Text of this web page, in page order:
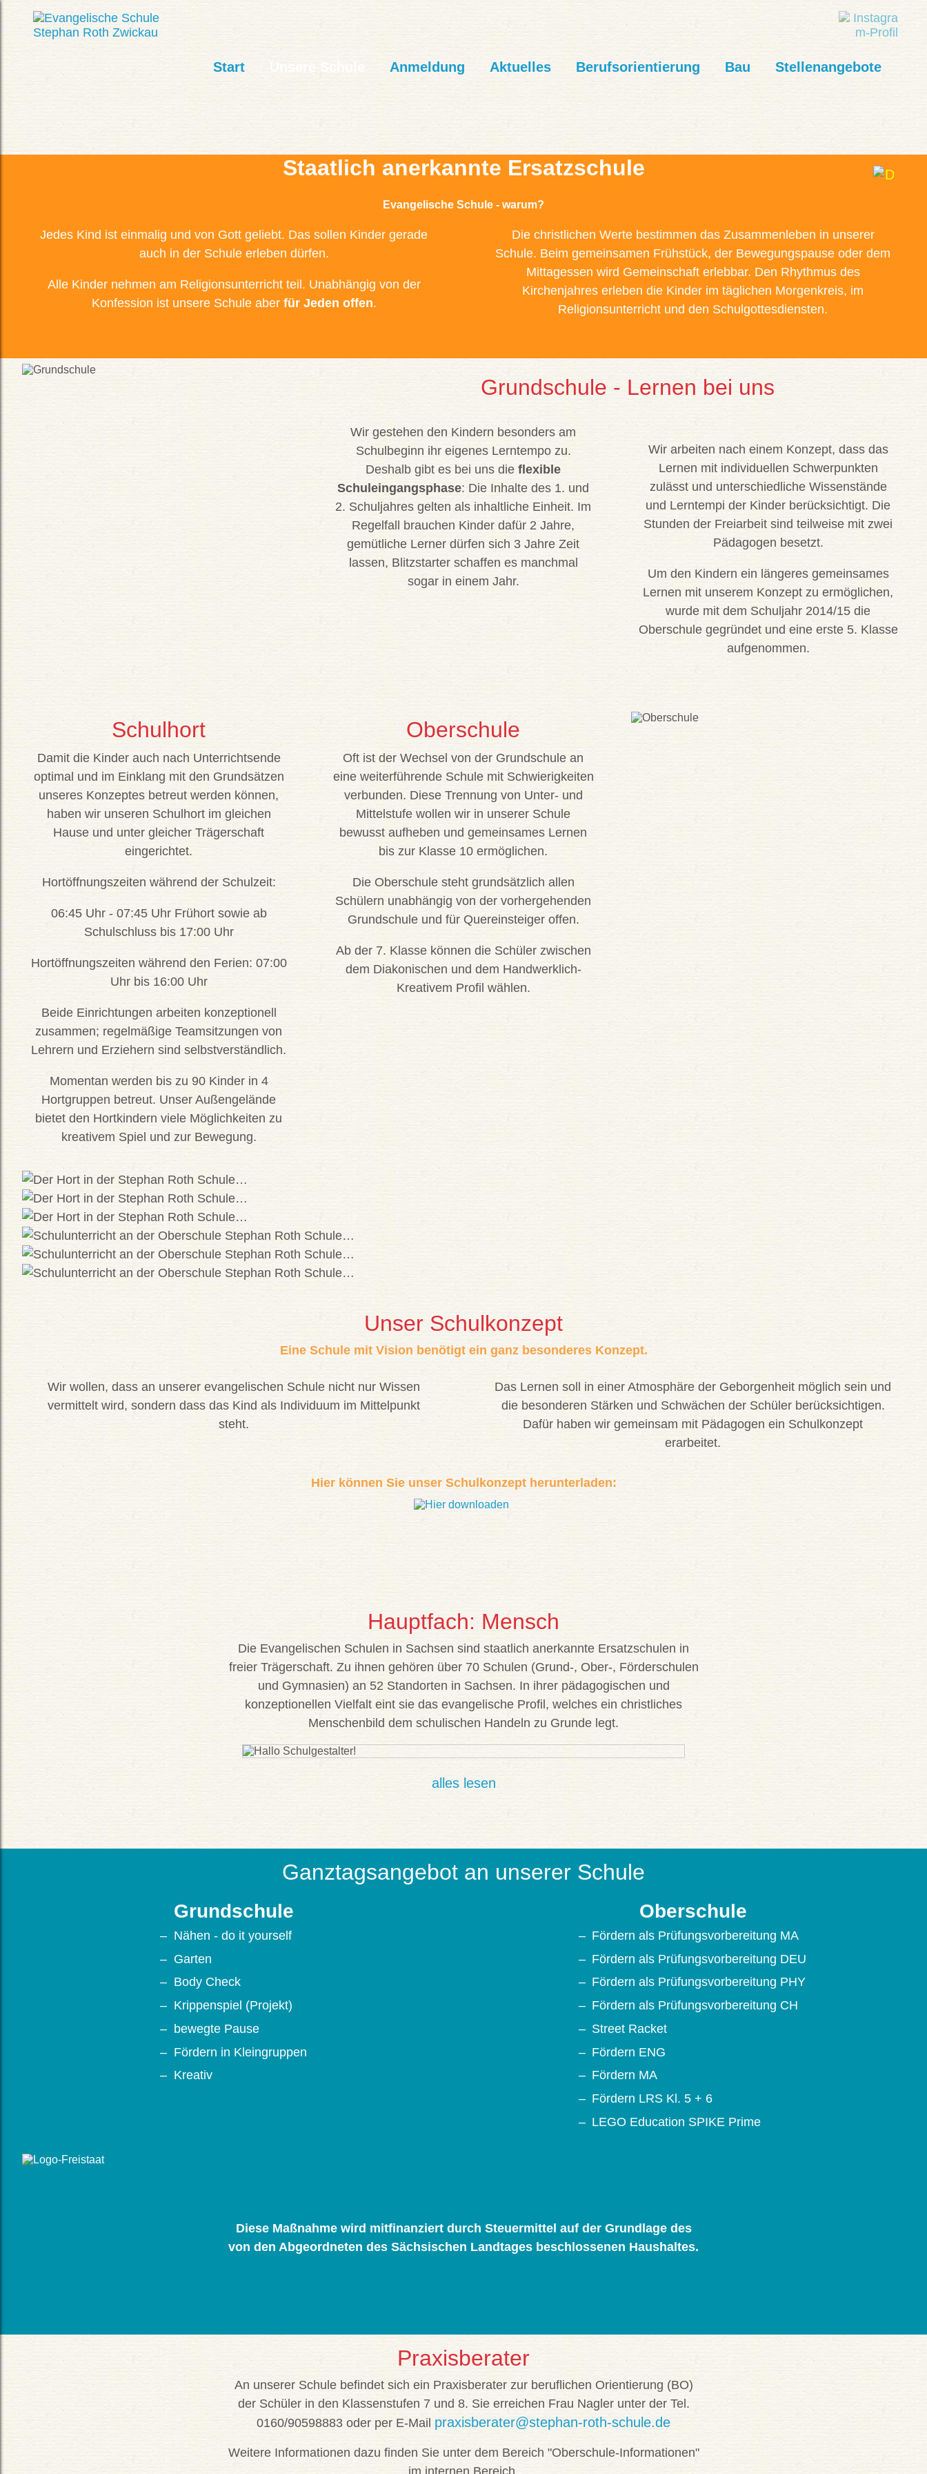
Start Anmeldung Aktuelles Berufsorientierung Bau Stellenangebote
Staatlich anerkannte Ersatzschule
Evangelische Schule - warum?
Jedes Kind ist einmalig und von Gott geliebt. Das sollen Kinder gerade
auch in der Schule erleben dürfen.
Alle Kinder nehmen am Religionsunterricht teil. Unabhängig von der
Konfession ist unsere Schule aberfür Jeden offen.
Die christlichen Werte bestimmen das Zusammenleben in unserer
Schule. Beim gemeinsamen Frühstück, der Bewegungspause oder dem
Mittagessen wird Gemeinschaft erlebbar. Den Rhythmus des
Kirchenjahres erleben die Kinder im täglichen Morgenkreis, im
Religionsunterricht und den Schulgottesdiensten.
Grundschule - Lernen bei uns
Wir gestehen den Kindern besonders am
Schulbeginn ihr eigenes Lerntempo zu.
Deshalb gibt es bei uns dieflexible
Schuleingangsphase: Die Inhalte des 1. und
2. Schuljahres gelten als inhaltliche Einheit. Im
Regelfall brauchen Kinder dafür 2 Jahre,
gemütliche Lerner dürfen sich 3 Jahre Zeit
lassen, Blitzstarter schaffen es manchmal
sogar in einem Jahr.
Wir arbeiten nach einem Konzept, dass das
Lernen mit individuellen Schwerpunkten
zulässt und unterschiedliche Wissenstände
und Lerntempi der Kinder berücksichtigt. Die
Stunden der Freiarbeit sind teilweise mit zwei
Pädagogen besetzt.
Um den Kindern ein längeres gemeinsames
Lernen mit unserem Konzept zu ermöglichen,
wurde mit dem Schuljahr 2014/15 die
Oberschule gegründet und eine erste 5. Klasse
aufgenommen.
Schulhort
Damit die Kinder auch nach Unterrichtsende
optimal und im Einklang mit den Grundsätzen
unseres Konzeptes betreut werden können,
haben wir unseren Schulhort im gleichen
Hause und unter gleicher Trägerschaft
eingerichtet.
Hortöffnungszeiten während der Schulzeit:
06:45 Uhr - 07:45 Uhr Frühort sowie ab
Schulschluss bis 17:00 Uhr
Hortöffnungszeiten während den Ferien: 07:00
Uhr bis 16:00 Uhr
Beide Einrichtungen arbeiten konzeptionell
zusammen; regelmäßige Teamsitzungen von
Lehrern und Erziehern sind selbstverständlich.
Momentan werden bis zu 90 Kinder in 4
Hortgruppen betreut. Unser Außengelände
bietet den Hortkindern viele Möglichkeiten zu
kreativem Spiel und zur Bewegung.
Oberschule
Oft ist der Wechsel von der Grundschule an
eine weiterführende Schule mit Schwierigkeiten
verbunden. Diese Trennung von Unter- und
Mittelstufe wollen wir in unserer Schule
bewusst aufheben und gemeinsames Lernen
bis zur Klasse 10 ermöglichen.
Die Oberschule steht grundsätzlich allen
Schülern unabhängig von der vorhergehenden
Grundschule und für Quereinsteiger offen.
Ab der 7. Klasse können die Schüler zwischen
dem Diakonischen und dem Handwerklich-
Kreativem Profil wählen.
Unser Schulkonzept
Eine Schule mit Vision benötigt ein ganz besonderes Konzept.
Wir wollen, dass an unserer evangelischen Schule nicht nur Wissen
vermittelt wird, sondern dass das Kind als Individuum im Mittelpunkt
steht.
Das Lernen soll in einer Atmosphäre der Geborgenheit möglich sein und
die besonderen Stärken und Schwächen der Schüler berücksichtigen.
Dafür haben wir gemeinsam mit Pädagogen ein Schulkonzept
erarbeitet.
Hier können Sie unser Schulkonzept herunterladen:
Hauptfach: Mensch
Die Evangelischen Schulen in Sachsen sind staatlich anerkannte Ersatzschulen in
freier Trägerschaft. Zu ihnen gehören über 70 Schulen (Grund-, Ober-, Förderschulen
und Gymnasien) an 52 Standorten in Sachsen. In ihrer pädagogischen und
konzeptionellen Vielfalt eint sie das evangelische Profil, welches ein christliches
Menschenbild dem schulischen Handeln zu Grunde legt.
alles lesen
Ganztagsangebot an unserer Schule
Grundschule
Nähen - do it yourself
Garten
Body Check
Krippenspiel (Projekt)
bewegte Pause
Fördern in Kleingruppen
Kreativ
Oberschule
Fördern als Prüfungsvorbereitung MA
Fördern als Prüfungsvorbereitung DEU
Fördern als Prüfungsvorbereitung PHY
Fördern als Prüfungsvorbereitung CH
Street Racket
Fördern ENG
Fördern MA
Fördern LRS Kl. 5 + 6
LEGO Education SPIKE Prime
Diese Maßnahme wird mitfinanziert durch Steuermittel auf der Grundlage des
von den Abgeordneten des Sächsischen Landtages beschlossenen Haushaltes.
Praxisberater
An unserer Schule befindet sich ein Praxisberater zur beruflichen Orientierung (BO)
der Schüler in den Klassenstufen 7 und 8. Sie erreichen Frau Nagler unter der Tel.
0160/90598883 oder per E-Mail praxisberater@stephan-roth-schule.de
Weitere Informationen dazu finden Sie unter dem Bereich "Oberschule-Informationen"
im internen Bereich.